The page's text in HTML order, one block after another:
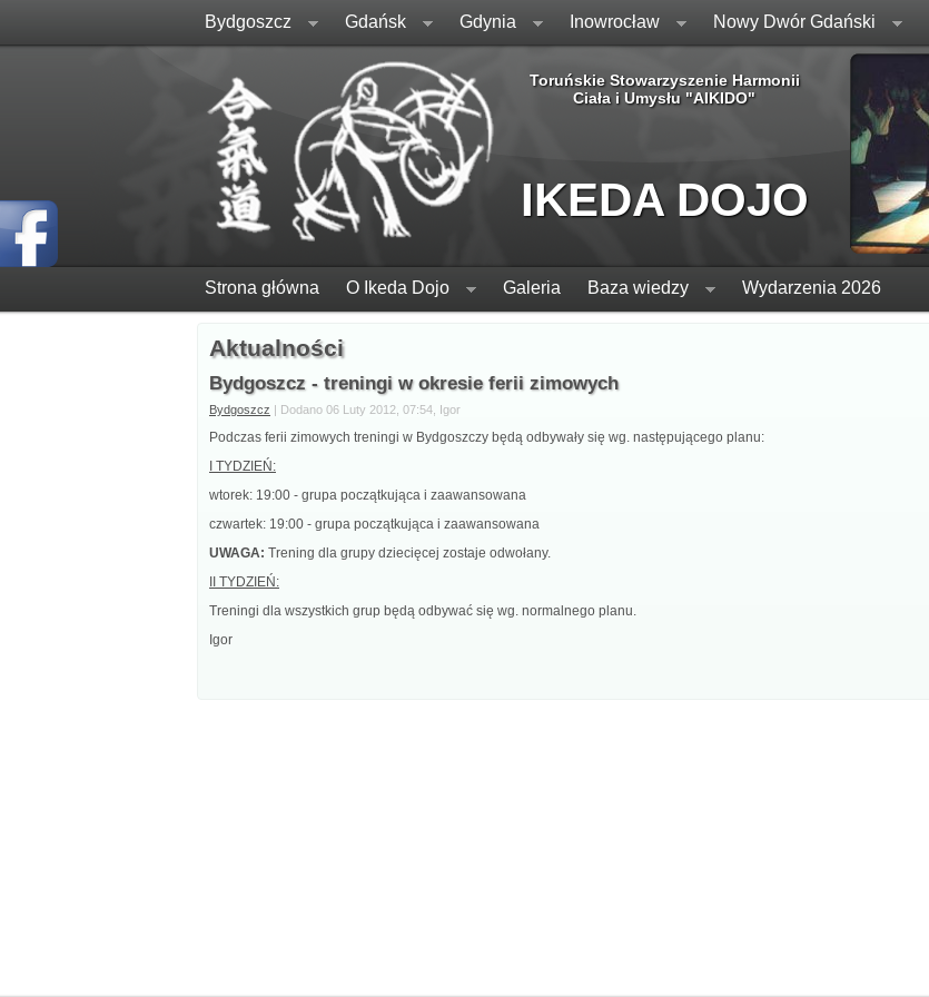
Bydgoszcz Gdańsk Gdynia Inowrocław Nowy Dwór Gdański
Toruńskie Stowarzyszenie Harmonii
Ciała i Umysłu "AIKIDO"
IKEDA DOJO
Strona główna O Ikeda Dojo Galeria Baza wiedzy Wydarzenia 2026
Aktualności
Bydgoszcz - treningi w okresie ferii zimowych
Bydgoszcz | Dodano 06 Luty 2012, 07:54, Igor
Podczas ferii zimowych treningi w Bydgoszczy będą odbywały się wg. następującego planu:
I TYDZIEŃ:
wtorek: 19:00 - grupa początkująca i zaawansowana
czwartek: 19:00 - grupa początkująca i zaawansowana
UWAGA: Trening dla grupy dziecięcej zostaje odwołany.
II TYDZIEŃ:
Treningi dla wszystkich grup będą odbywać się wg. normalnego planu.
Igor